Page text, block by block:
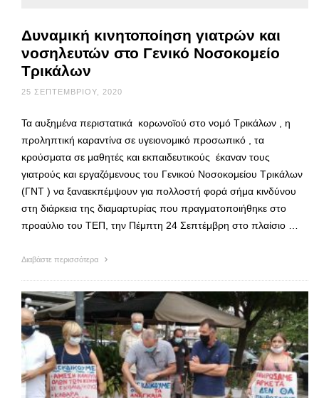
Δυναμική κινητοποίηση γιατρών και
νοσηλευτών στο Γενικό Νοσοκομείο
Τρικάλων
25 ΣΕΠΤΕΜΒΡΊΟΥ, 2020
Τα αυξημένα περιστατικά κορωνοϊού στο νομό Τρικάλων , η
προληπτική καραντίνα σε υγειονομικό προσωπικό , τα
κρούσματα σε μαθητές και εκπαιδευτικούς έκαναν τους
γιατρούς και εργαζόμενους του Γενικού Νοσοκομείου Τρικάλων
(ΓΝΤ ) να ξαναεκπέμψουν για πολλοστή φορά σήμα κινδύνου
στη διάρκεια της διαμαρτυρίας που πραγματοποιήθηκε στο
προαύλιο του ΤΕΠ, την Πέμπτη 24 Σεπτέμβρη στο πλαίσιο …
Διαβάστε περισσότερα